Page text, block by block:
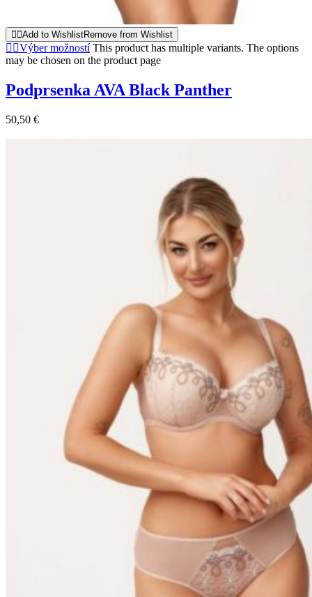
Add to WishlistRemove from Wishlist
Výber možností This product has multiple variants. The options
may be chosen on the product page
Podprsenka AVA Black Panther
50,50 €